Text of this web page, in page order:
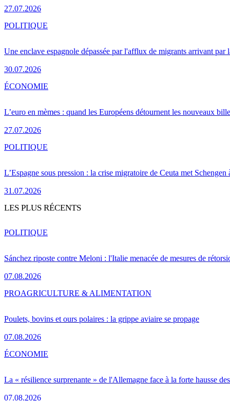
27.07.2026
Une enclave espagnole dépassée par l'afflux de migrants arrivant par
30.07.2026
POLITIQUE
L’euro en mèmes : quand les Européens détournent les nouveaux
27.07.2026
ÉCONOMIE
L’Espagne sous pression : la crise migratoire de Ceuta met Schengen
31.07.2026
POLITIQUE
LES PLUS RÉCENTS
Sánchez riposte contre Meloni : l'Italie menacée de mesures de
07.08.2026
POLITIQUE
Poulets, bovins et ours polaires : la grippe aviaire se propage
07.08.2026
PROAGRICULTURE & ALIMENTATION
La « résilience surprenante » de l'Allemagne face à la forte hausse
07.08.2026
ÉCONOMIE